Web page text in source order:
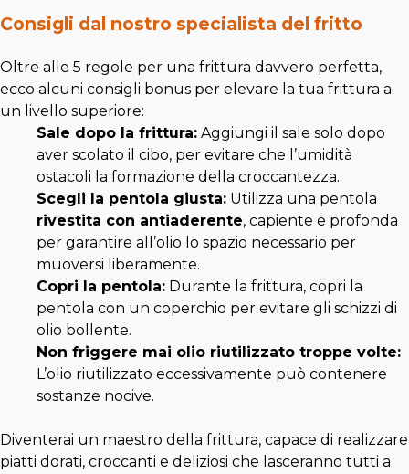
Consigli dal nostro specialista del fritto
Oltre alle 5 regole per una frittura davvero perfetta,
ecco alcuni consigli bonus per elevare la tua frittura a
un livello superiore:
Sale dopo la frittura: Aggiungi il sale solo dopo
aver scolato il cibo, per evitare che l’umidità
ostacoli la formazione della croccantezza.
Scegli la pentola giusta: Utilizza una pentola
rivestita con antiaderente, capiente e profonda
per garantire all’olio lo spazio necessario per
muoversi liberamente.
Copri la pentola: Durante la frittura, copri la
pentola con un coperchio per evitare gli schizzi di
olio bollente.
Non friggere mai olio riutilizzato troppe volte:
L’olio riutilizzato eccessivamente può contenere
sostanze nocive.
Diventerai un maestro della frittura, capace di realizzare
piatti dorati, croccanti e deliziosi che lasceranno tutti a